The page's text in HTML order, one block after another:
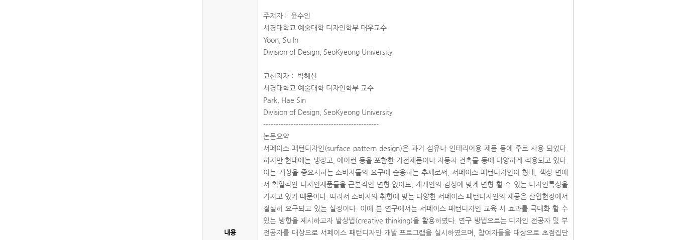
내용
주저자 : 윤수인
서경대학교 예술대학 디자인학부 대우교수
Yoon, Su In
Division of Design, SeoKyeong University
교신저자 : 박혜신
서경대학교 예술대학 디자인학부 교수
Park, Hae Sin
Division of Design, SeoKyeong University
----------------------------------------------
논문요약
서페이스 패턴디자인(surface pattern design)은 과거 섬유나 인테리어용 제품 등에 주로 사용 되었다.
하지만 현대에는 냉장고, 에어컨 등을 포함한 가전제품이나 자동차 건축물 등에 다양하게 적용되고 있다.
이는 개성을 중요시하는 소비자들의 요구에 순응하는 추세로써, 서페이스 패턴디자인이 형태, 색상 면에
서 획일적인 디자인제품들을 근본적인 변형 없이도, 개개인의 감성에 맞게 변형 할 수 있는 디자인특성을
가지고 있기 때문이다. 따라서 소비자의 취향에 맞는 다양한 서페이스 패턴디자인의 제공은 산업현장에서
절실히 요구되고 있는 실정이다. 이에 본 연구에서는 서페이스 패턴디자인 교육 시 효과를 극대화 할 수
있는 방향을 제시하고자 발상법(creative thinking)을 활용하였다. 연구 방법으로는 디자인 전공자 및 부
전공자를 대상으로 서페이스 패턴디자인 개발 프로그램을 실시하였으며, 참여자들을 대상으로 초점집단